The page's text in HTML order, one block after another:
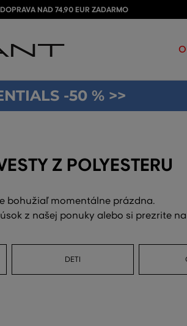
DOPRAVA NAD 74,90 EUR ZADARMO
-50 % >>
Z POLYESTERU
bohužiaľ momentálne prázdna.
z našej ponuky alebo si prezrite
DETI